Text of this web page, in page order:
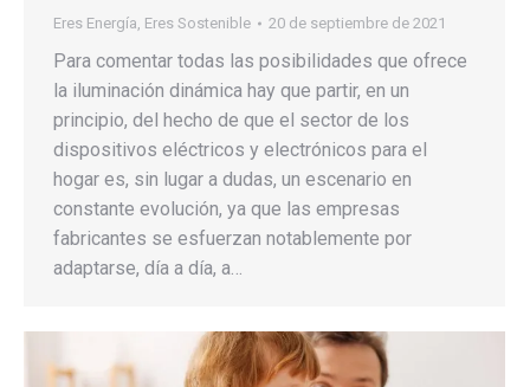
Eres Energía, Eres Sostenible 20 de septiembre de 2021
Para comentar todas las posibilidades que ofrece
la iluminación dinámica hay que partir, en un
principio, del hecho de que el sector de los
dispositivos eléctricos y electrónicos para el
hogar es, sin lugar a dudas, un escenario en
constante evolución, ya que las empresas
fabricantes se esfuerzan notablemente por
adaptarse, día a día, a…